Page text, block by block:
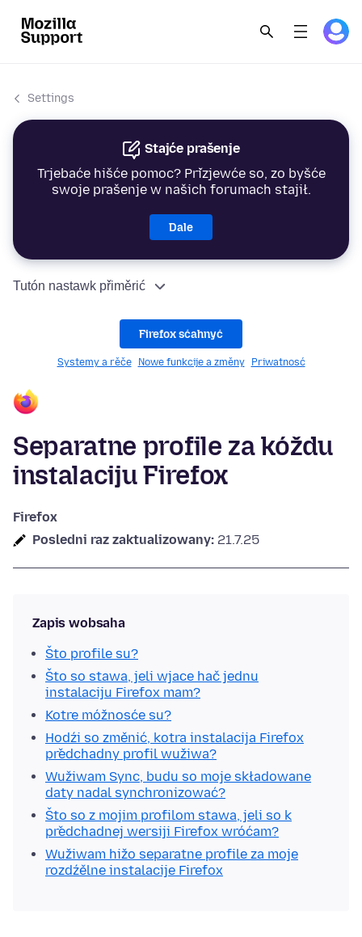
Settings
Stajće prašenje
Trjebaće hišće pomoc? Přizjewće so, zo byšće
swoje prašenje w našich forumach stajił.
Dale
Tutón nastawk přiměrić
Firefox sćahnyć
Systemy a rěče Nowe funkcije a změny Priwatnosć
Separatne profile za kóždu
instalaciju Firefox
Firefox
Posledni raz zaktualizowany: 21.7.25
Zapis wobsaha
Što profile su?
Što so stawa, jeli wjace hač jednu
instalaciju Firefox mam?
Kotre móžnosće su?
Hodźi so změnić, kotra instalacija Firefox
předchadny profil wužiwa?
Wužiwam Sync, budu so moje składowane
daty nadal synchronizować?
Što so z mojim profilom stawa, jeli so k
předchadnej wersiji Firefox wróćam?
Wužiwam hižo separatne profile za moje
rozdźělne instalacije Firefox